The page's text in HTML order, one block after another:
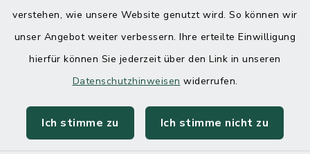
verstehen, wie unsere Website genutzt wird. So können wir
unser Angebot weiter verbessern. Ihre erteilte Einwilligung
hierfür können Sie jederzeit über den Link in unseren
Datenschutzhinweisen widerrufen.
Ich stimme zu Ich stimme nicht zu
Kontakt